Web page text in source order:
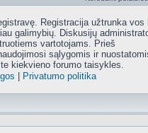
Registracija užtrunka vos
galimybių. Diskusijų
vartotojams. Prieš
sąlygomis ir
kiekvieno forumo taisykles.
Privatumo politika